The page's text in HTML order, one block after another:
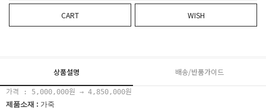
CART WISH
상품설명 배송/반품가이드
가격 : 5,000,000원 → 4,850 ,000원
제품소재 : 가죽